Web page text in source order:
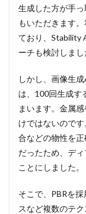
生成した方が手
もいただきます
ており、Stability
ーチも検討しまし
しかし、画像生
は、100回生成す
まいます。金属
けではないので
合などの物性を
だったため、デ
ことにしました。
そこで、PBRを
スなど複数のテ